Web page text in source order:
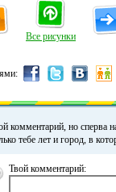
Все рисунки
комментарий, но сперва
тебе лет и город, в
Твой комментарий: